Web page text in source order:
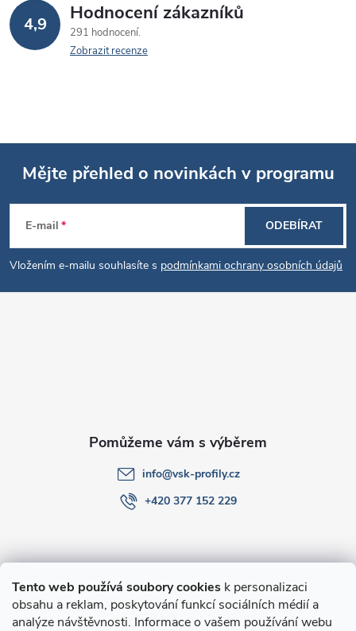
Tento web používá soubory cookies k personalizaci
obsahu a reklam, poskytování funkcí sociálních médií a
analýze návštěvnosti. Informace o vašem používání webu
4,9 Hodnocení zákazníků
291 hodnocení
Zobrazit recenze
Z
á
p
Mějte přehled o novinkách v programu
E-mail
Vložením e-mailu souhlasíte s podmínkami ochrany osobních údajů
ODEBÍRAT
O nákupu
info@vsk-profily.cz
+420 377 152 229